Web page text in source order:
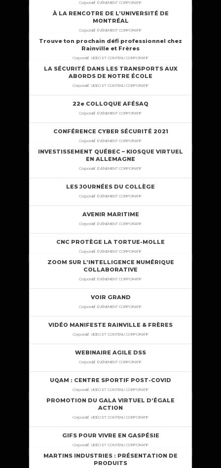
Corporatif, ÉVÉNEMENT CORPORATIF
À LA RENCOTRE DE L’UNIVERSITÉ DE
MONTRÉAL
Corporatif, ÉVÉNEMENT CORPORATIF
Trouve ton prochain défi professionnel chez
Rainville et Frères
Corporatif, VIDÉO ET CONTENU CORPORATIF
LA SÉCURITÉ DANS LES TRANSPORTS AUX
ABORDS DE NOTRE ÉCOLE
Corporatif, VIDÉO ET CONTENU CORPORATIF
22e COLLOQUE AFÉSAQ
Corporatif, ÉVÉNEMENT CORPORATIF
CONFÉRENCE CYBER SÉCURITÉ 2021
Corporatif, ÉVÉNEMENT CORPORATIF
INVESTISSEMENT QUÉBEC – KIOSQUE VIRTUEL
EN ALLEMAGNE
Corporatif, ÉVÉNEMENT CORPORATIF
LES JOURNÉES DU COLLÈGE
Corporatif, ÉVÉNEMENT CORPORATIF
AVENIR MARITIME
Corporatif, ÉVÉNEMENT CORPORATIF
CNC PROTÈGE LA TORTUE-MOLLE
Corporatif, ÉVÉNEMENT CORPORATIF
ZOOM SUR L’INTELLIGENCE NUMÉRIQUE
COLLABORATIVE
Corporatif, ÉVÉNEMENT CORPORATIF
VOIR GRAND
Corporatif, ÉVÉNEMENT CORPORATIF
VIDÉO MANIFESTE RAINVILLE & FRÈRES
Corporatif, VIDÉO ET CONTENU CORPORATIF
WEBINAIRE AGILE DSS
Corporatif, ÉVÉNEMENT CORPORATIF
UQAM : CENTRE SPORTIF POST-COVID
Corporatif, VIDÉO ET CONTENU CORPORATIF
PROMOTION DU GALA VIRTUEL D’ÉGALE
ACTION
Corporatif, VIDÉO ET CONTENU CORPORATIF
GIFS POUR VIVRE EN GASPÉSIE
Corporatif, VIDÉO ET CONTENU CORPORATIF
MARTINS INDUSTRIES : PRÉSENTATION DE
PRODUITS